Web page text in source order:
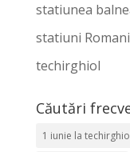
statiunea
statiuni
techirghiol
Căutări
1 iunie la